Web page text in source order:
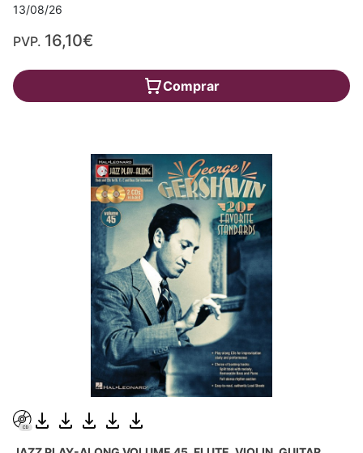
13/08/26
PVP. 16,10€
Comprar